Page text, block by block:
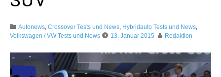
Autonews, Crossover Tests und News, Hybridauto Tests und News,
Volkswagen / VW Tests und News
13. Januar 2015 Redaktion